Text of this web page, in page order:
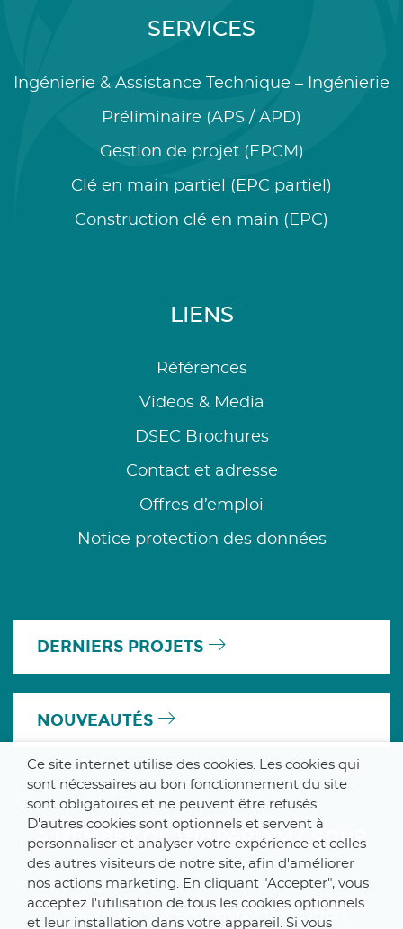
SERVICES
Ingénierie & Assistance Technique – Ingénierie
Préliminaire (APS / APD)
Gestion de projet (EPCM)
Clé en main partiel (EPC partiel)
Construction clé en main (EPC)
LIENS
Références
Videos & Media
DSEC Brochures
Contact et adresse
Offres d’emploi
Notice protection des données
DERNIERS PROJETS
NOUVEAUTÉS
A MEMBER OF THE PARLYM GROUP
© 2025 De Smet Engineers & Contractors
Ce site internet utilise des cookies. Les cookies qui
sont nécessaires au bon fonctionnement du site
sont obligatoires et ne peuvent être refusés.
D'autres cookies sont optionnels et servent à
personnaliser et analyser votre expérience et celles
des autres visiteurs de notre site, afin d'améliorer
nos actions marketing. En cliquant "Accepter", vous
acceptez l'utilisation de tous les cookies optionnels
et leur installation dans votre appareil. Si vous